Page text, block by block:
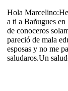
Hola
a ti a Bañugues
de conoceros
pareció de mala
esposas y no me
saludaros.Un